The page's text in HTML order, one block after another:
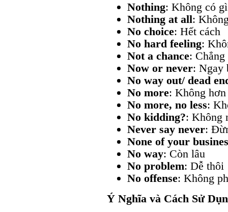
Nothing: Không có gì
Nothing at all:
No choice: Hết cách
No hard feeling:
Not a chance:
Now or never: Ngay
No way out/ dead
No more: Không hơn
No more, no less:
No kidding?: Không
Never say never:
None of your
No way: Còn lâu
No problem: Dễ thôi
No offense: Không
Ý Nghĩa và Cách Sử